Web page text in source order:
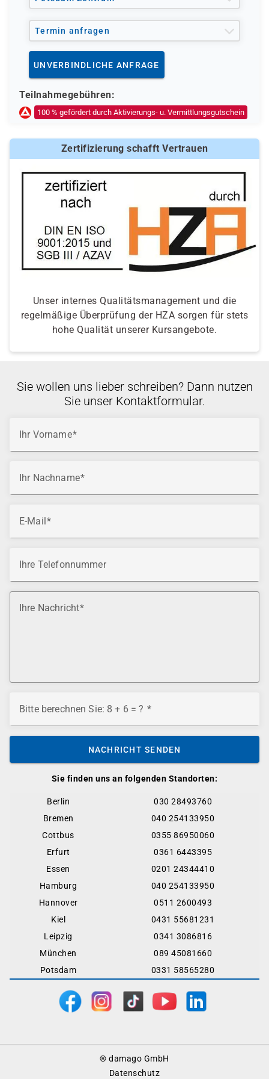
Termin anfragen
UNVERBINDLICHE ANFRAGE
Teilnahmegebühren:
100 % gefördert durch Aktivierungs- u. Vermittlungsgutschein
Zertifizierung schafft Vertrauen
Unser internes Qualitätsmanagement und die
regelmäßige Überprüfung der HZA sorgen für stets
hohe Qualität unserer Kursangebote.
Sie finden uns an folgenden Standorten:
Berlin
030 28493760
Bremen
040 254133950
Cottbus
0355 86950060
Erfurt
0361 6443395
Essen
0201 24344410
Hamburg
040 254133950
Hannover
0511 2600493
Kiel
0431 55681231
Leipzig
0341 3086816
München
089 45081660
Potsdam
0331 58565280
Sie wollen uns lieber schreiben? Dann nutzen
Sie unser Kontaktformular.
Ihr Vorname
Ihr Nachname
E-Mail
Ihre Telefonnummer
Ihre Nachricht
Bitte berechnen Sie: 8 + 6 = ?
NACHRICHT SENDEN
® damago GmbH
Datenschutz